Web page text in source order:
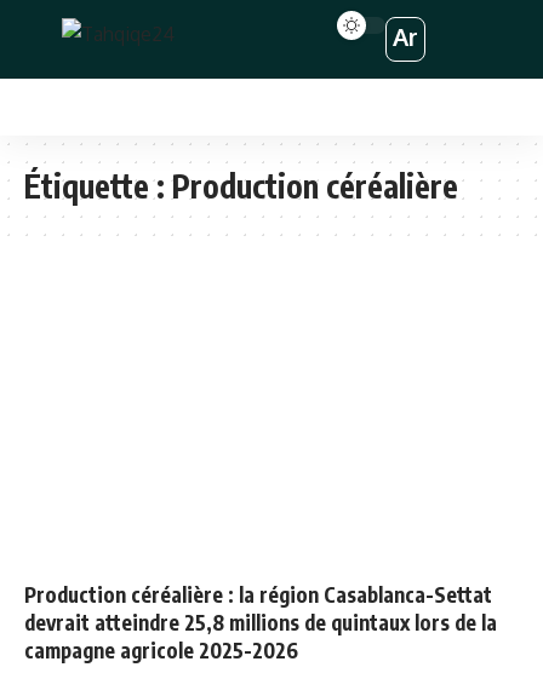
Ar
Étiquette :Production céréalière
Production céréalière : la région Casablanca-Settat
devrait atteindre 25,8 millions de quintaux lors de la
campagne agricole 2025-2026